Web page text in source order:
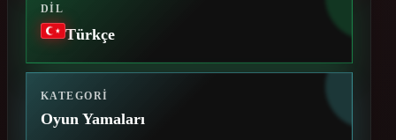
DIL
Türkçe
KATEGORI
Oyun Yamaları